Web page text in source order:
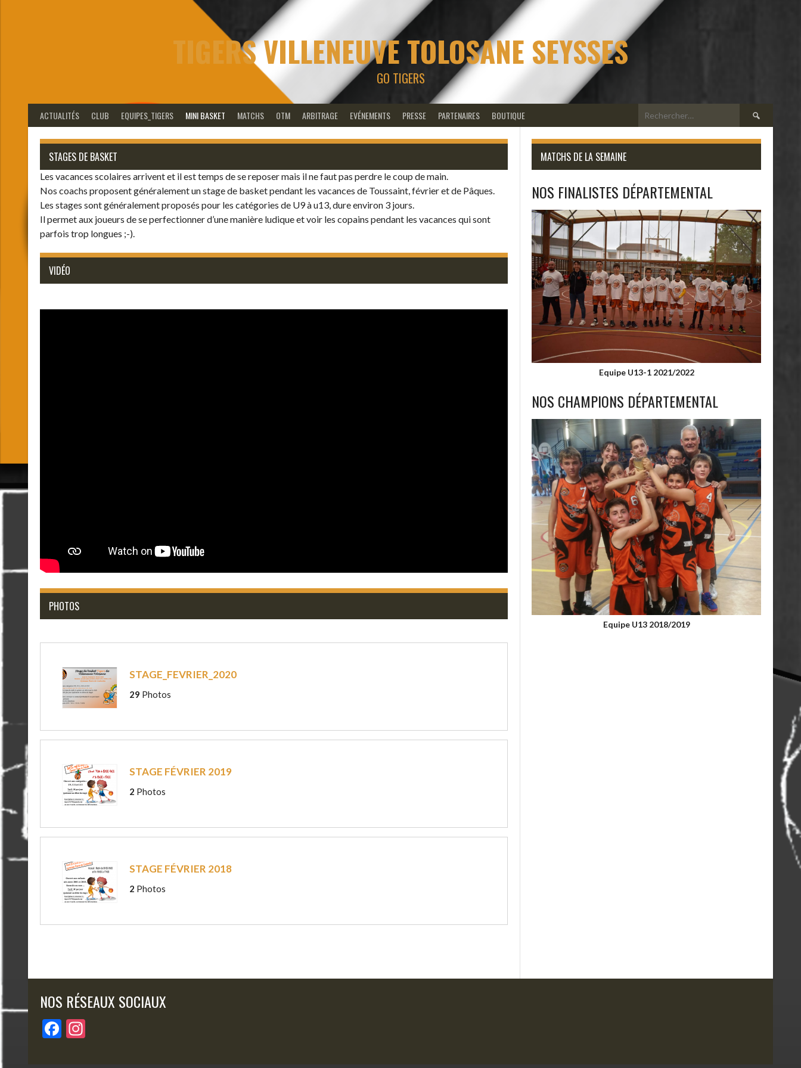
TIGERS VILLENEUVE TOLOSANE SEYSSES
GO TIGERS
ACTUALITÉS CLUB EQUIPES_TIGERS MINI BASKET MATCHS OTM ARBITRAGE EVÉNEMENTS PRESSE PARTENAIRES BOUTIQUE Rechercher :
STAGES DE BASKET
Les vacances scolaires arrivent et il est temps de se reposer mais il ne faut pas perdre le coup de main.
Nos coachs proposent généralement un stage de basket pendant les vacances de Toussaint, février et de Pâques.
Les stages sont généralement proposés pour les catégories de U9 à u13, dure environ 3 jours.
Il permet aux joueurs de se perfectionner d’une manière ludique et voir les copains pendant les vacances qui sont
parfois trop longues ;-).
VIDÉO
PHOTOS
STAGE_FEVRIER_2020
29 Photos
STAGE FÉVRIER 2019
2 Photos
STAGE FÉVRIER 2018
2 Photos
MATCHS DE LA SEMAINE
NOS FINALISTES DÉPARTEMENTAL
Equipe U13-1 2021/2022
NOS CHAMPIONS DÉPARTEMENTAL
Equipe U13 2018/2019
NOS RÉSEAUX SOCIAUX
F